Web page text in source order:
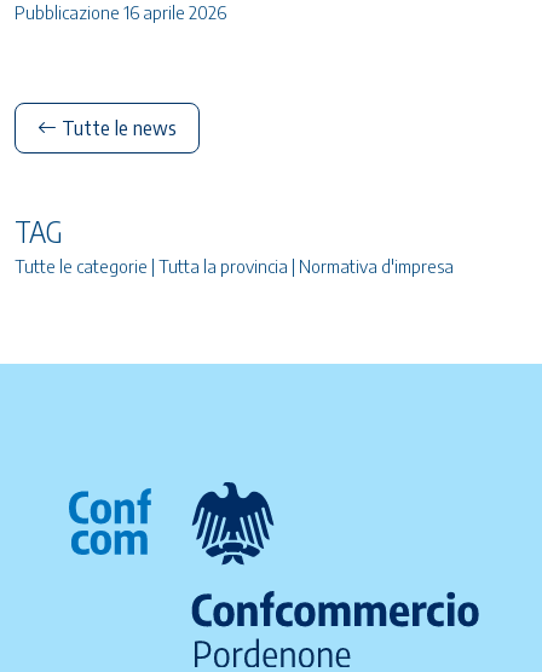
Pubblicazione 16 aprile 2026
Tutte le news
TAG
Tutte le categorie | Tutta la provincia | Normativa d'impresa